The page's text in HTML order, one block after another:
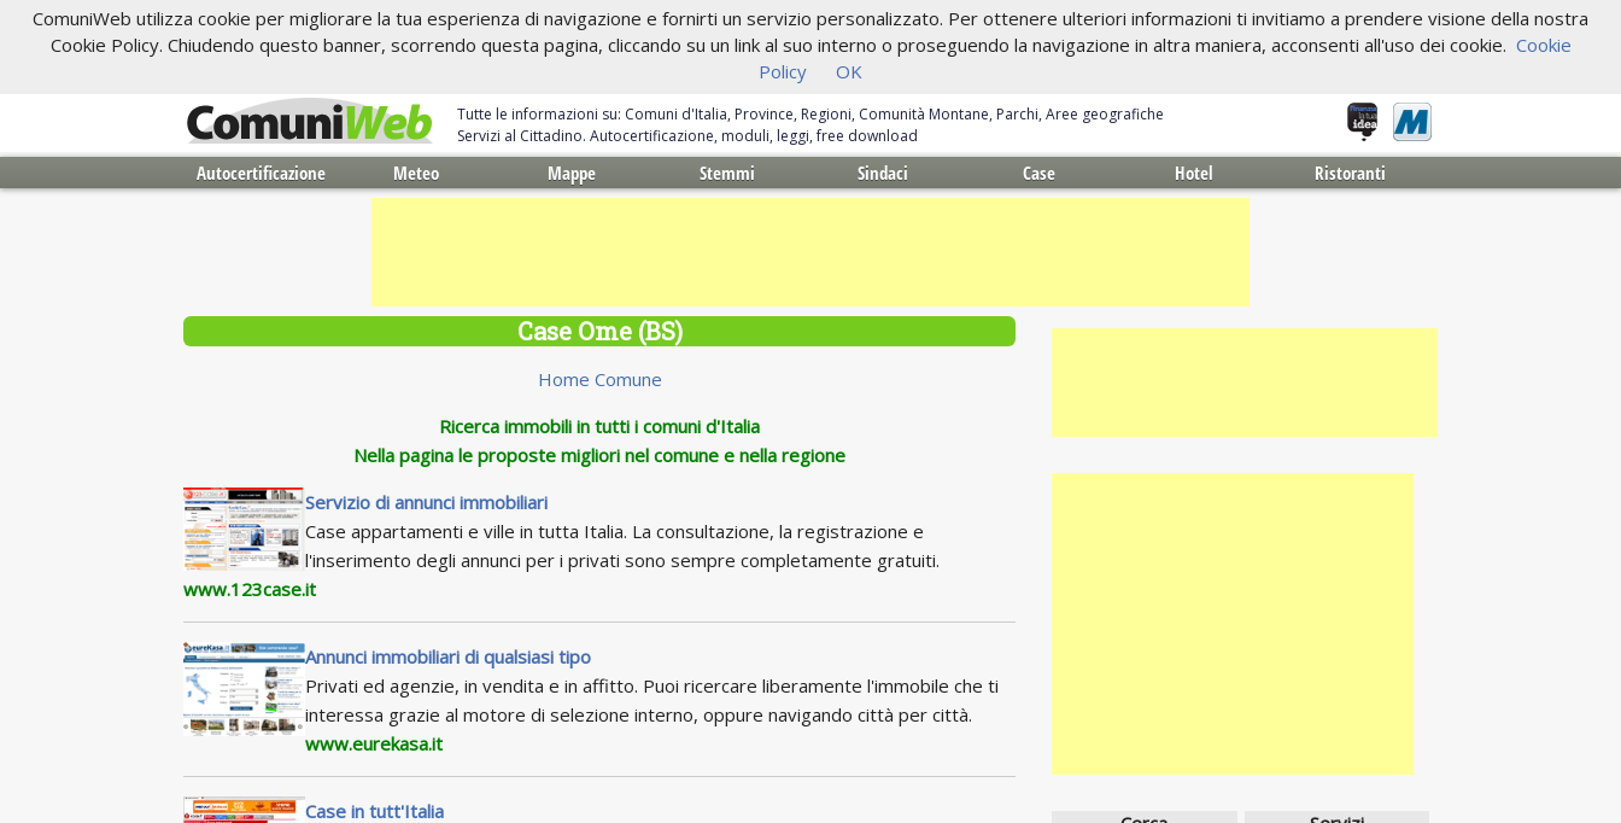
ComuniWeb utilizza cookie per migliorare la tua esperienza di navigazione e fornirti un servizio personalizzato. Per ottenere ulteriori informazioni ti invitiamo a prendere visione della nostra
Cookie Policy. Chiudendo questo banner, scorrendo questa pagina, cliccando su un link al suo interno o proseguendo la navigazione in altra maniera, acconsenti all'uso dei cookie. Cookie
Policy
OK
Tutte le informazioni su: Comuni d'Italia, Province, Regioni, Comunità Montane, Parchi, Aree geografiche
Servizi al Cittadino. Autocertificazione, moduli, leggi, free download
Autocertificazione Meteo Mappe Stemmi Sindaci Case Hotel Ristoranti
Case Ome (BS)
Home Comune
Ricerca immobili in tutti i comuni d'Italia
Nella pagina le proposte migliori nel comune e nella regione
Servizio di annunci immobiliari
Case appartamenti e ville in tutta Italia. La consultazione, la registrazione e
l'inserimento degli annunci per i privati sono sempre completamente gratuiti.
www.123case.it
Annunci immobiliari di qualsiasi tipo
Privati ed agenzie, in vendita e in affitto. Puoi ricercare liberamente l'immobile che ti
interessa grazie al motore di selezione interno, oppure navigando città per città.
www.eurekasa.it
Case in tutt'Italia